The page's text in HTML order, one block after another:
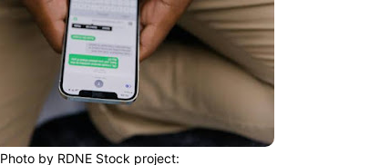
Photo by RDNE Stock project: